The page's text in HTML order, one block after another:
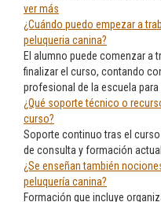
ver más
¿Cuándo puedo empezar a
peluqueria canina?
El alumno puede comenzar a
finalizar el curso, contando
profesional de la escuela para
¿Qué soporte técnico o
curso?
Soporte continuo tras el
de consulta y formación
¿Se enseñan también
peluquería canina?
Formación que incluye